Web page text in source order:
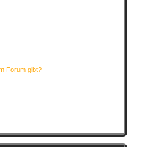
Forum gibt?